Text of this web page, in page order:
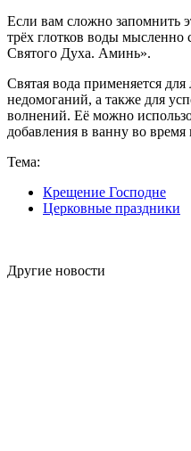
Если вам сложно запомнить
трёх глотков воды
Святого Духа. Аминь».
Святая вода применяется
недомоганий, а также для
волнений. Её можно
добавления в ванну во время
Тема:
Крещение Господне
Церковные праздники
Другие новости